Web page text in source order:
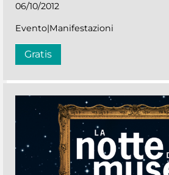
06/10/2012
Evento|Manifestazioni
Gratis